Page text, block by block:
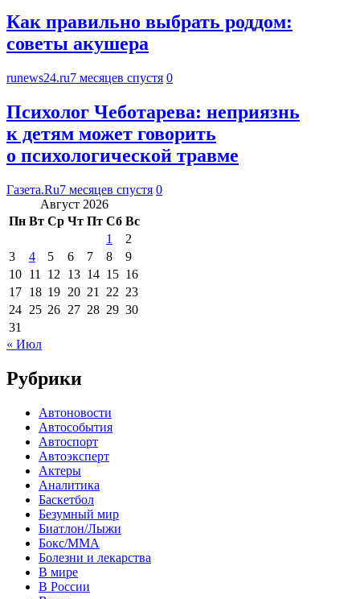
Как правильно выбрать роддом:
советы акушера
runews24.ru7 месяцев спустя 0
Психолог Чеботарева: неприязнь
к детям может говорить
о психологической травме
Газета.Ru7 месяцев спустя 0
Август 2026
Пн Вт Ср Чт Пт Сб Вс
1
2
3
4 5 6 7 8
9
10 11 12 13 14 15 16
17 18 19 20 21 22 23
24 25 26 27 28 29 30
31
« Июл
Рубрики
Автоновости
Автособытия
Автоспорт
Автоэксперт
Актеры
Аналитика
Баскетбол
Безумный мир
Биатлон/Лыжи
Бокс/MMA
Болезни и лекарства
В мире
В России